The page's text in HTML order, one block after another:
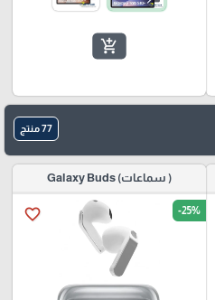
add_shopping_cart
77 منتج
( سماعات) Galaxy Buds
favorite_border -25%